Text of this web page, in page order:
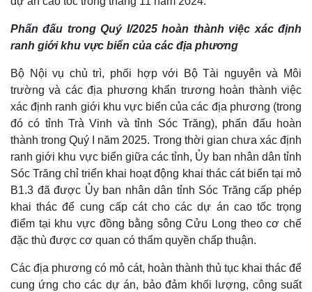
Phấn đấu trong Quý I/2025 hoàn thành việc xác định
ranh giới khu vực biển của các địa phương
Bộ Nội vụ chủ trì, phối hợp với Bộ Tài nguyên và Môi
trường và các địa phương khẩn trương hoàn thành việc
xác định ranh giới khu vực biển của các địa phương (trong
đó có tỉnh Trà Vinh và tỉnh Sóc Trăng), phấn đấu hoàn
thành trong Quý I năm 2025. Trong thời gian chưa xác định
ranh giới khu vực biển giữa các tỉnh, Ủy ban nhân dân tỉnh
Sóc Trăng chỉ triển khai hoạt động khai thác cát biển tại mỏ
B1.3 đã được Ủy ban nhân dân tỉnh Sóc Trăng cấp phép
khai thác để cung cấp cát cho các dự án cao tốc trọng
điểm tại khu vực đồng bằng sông Cửu Long theo cơ chế
đặc thù được cơ quan có thẩm quyền chấp thuận.
Các địa phương có mỏ cát, hoàn thành thủ tục khai thác để
cung ứng cho các dự án, bảo đảm khối lượng, công suất